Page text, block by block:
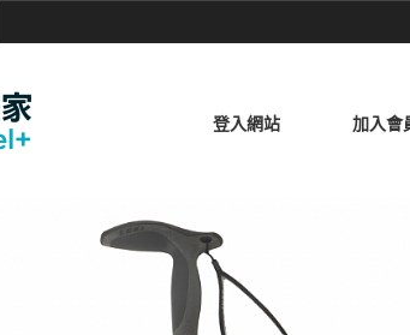
登入網站 加入會